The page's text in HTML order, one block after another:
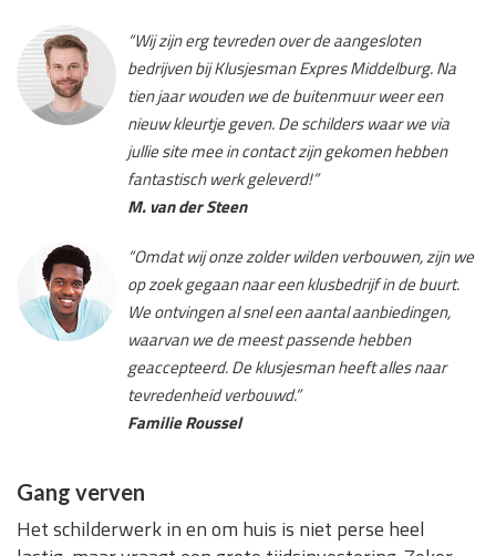
“Wij zijn erg tevreden over de aangesloten
bedrijven bij Klusjesman Expres Middelburg. Na
tien jaar wouden we de buitenmuur weer een
nieuw kleurtje geven. De schilders waar we via
jullie site mee in contact zijn gekomen hebben
fantastisch werk geleverd!”
M. van der Steen
“Omdat wij onze zolder wilden verbouwen, zijn we
op zoek gegaan naar een klusbedrijf in de buurt.
We ontvingen al snel een aantal aanbiedingen,
waarvan we de meest passende hebben
geaccepteerd. De klusjesman heeft alles naar
tevredenheid verbouwd.”
Familie Roussel
Gang verven
Het schilderwerk in en om huis is niet perse heel